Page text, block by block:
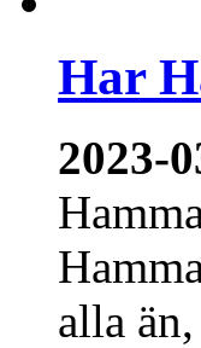
Har
2023-
alla